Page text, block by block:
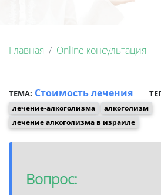
Главная Online консультация
ТЕМА: Стоимость лечения
лечение-алкоголизма
алкоголизм
лечение алкоголизма в израиле
Вопрос: